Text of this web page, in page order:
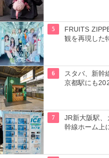
5
FRUITS
観を再現した
6
スタバ、新幹
京都駅にも
7
JR新大阪駅、
幹線ホーム上